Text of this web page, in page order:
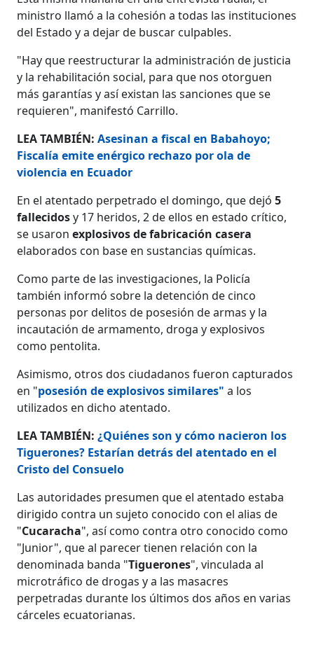
ministro llamó a la cohesión a todas las instituciones
del Estado y a dejar de buscar culpables.
"Hay que reestructurar la administración de justicia
y la rehabilitación social, para que nos otorguen
más garantías y así existan las sanciones que se
requieren", manifestó Carrillo.
LEA TAMBIÉN:Asesinan a fiscal en Babahoyo;
Fiscalía emite enérgico rechazo por ola de
violencia en Ecuador
En el atentado perpetrado el domingo, que dejó 5
fallecidosy 17 heridos, 2 de ellos en estado crítico,
se usaronexplosivos de fabricación casera
elaborados con base en sustancias químicas.
Como parte de las investigaciones, la Policía
también informó sobre la detención de cinco
personas por delitos de posesión de armas y la
incautación de armamento, droga y explosivos
como pentolita.
Asimismo, otros dos ciudadanos fueron capturados
en "posesión de explosivos similares" a los
utilizados en dicho atentado.
LEA TAMBIÉN:¿Quiénes son y cómo nacieron los
Tiguerones? Estarían detrás del atentado en el
Cristo del Consuelo
Las autoridades presumen que el atentado estaba
dirigido contra un sujeto conocido con el alias de
"Cucaracha", así como contra otro conocido como
"Junior", que al parecer tienen relación con la
denominada banda "Tiguerones", vinculada al
microtráfico de drogas y a las masacres
perpetradas durante los últimos dos años en varias
cárceles ecuatorianas.